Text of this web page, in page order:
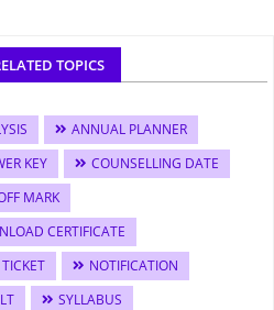
TOPICS
ANNUAL PLANNER
KEY
COUNSELLING DATE
MARK
CERTIFICATE
NOTIFICATION
SYLLABUS